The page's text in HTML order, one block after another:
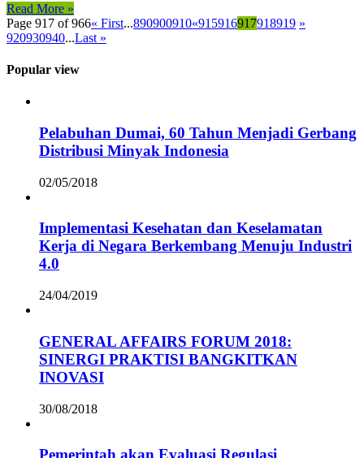
Read More »
Page 917 of 966« First...890900910«915916917918919 »
920930940...Last »
Popular view
Pelabuhan Dumai, 60 Tahun Menjadi Gerbang
Distribusi Minyak Indonesia
02/05/2018
Implementasi Kesehatan dan Keselamatan
Kerja di Negara Berkembang Menuju Industri
4.0
24/04/2019
GENERAL AFFAIRS FORUM 2018:
SINERGI PRAKTISI BANGKITKAN
INOVASI
30/08/2018